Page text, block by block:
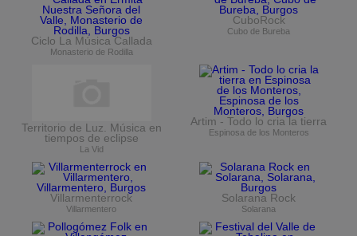
Ciclo La Música Callada
Monasterio de Rodilla
CuboRock
Cubo de Bureba
Territorio de Luz. Música en
tiempos de eclipse
La Vid
Artim - Todo lo cria la tierra
Espinosa de los Monteros
Villarmenterrock
Villarmentero
Solarana Rock
Solarana